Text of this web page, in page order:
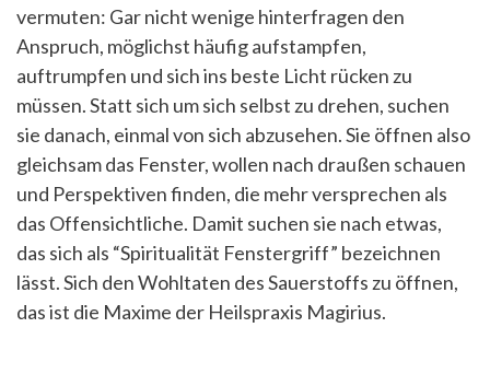
vermuten: Gar nicht wenige hinterfragen den
Anspruch, möglichst häufig aufstampfen,
auftrumpfen und sich ins beste Licht rücken zu
müssen. Statt sich um sich selbst zu drehen, suchen
sie danach, einmal von sich abzusehen. Sie öffnen also
gleichsam das Fenster, wollen nach draußen schauen
und Perspektiven finden, die mehr versprechen als
das Offensichtliche. Damit suchen sie nach etwas,
das sich als “Spiritualität Fenstergriff” bezeichnen
lässt. Sich den Wohltaten des Sauerstoffs zu öffnen,
das ist die Maxime der Heilspraxis Magirius.